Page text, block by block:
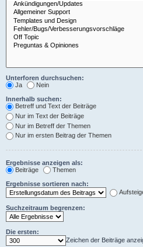
Unterforen durchsuchen:
Ja
Nein
Innerhalb suchen:
Betreff und Text der Beiträge
Nur im Text der Beiträge
Nur im Betreff der Themen
Nur im ersten Beitrag der Themen
Ergebnisse anzeigen als:
Beiträge
Themen
Ergebnisse sortieren nach:
Suchzeitraum begrenzen:
Die ersten:
Zeichen der Beiträge